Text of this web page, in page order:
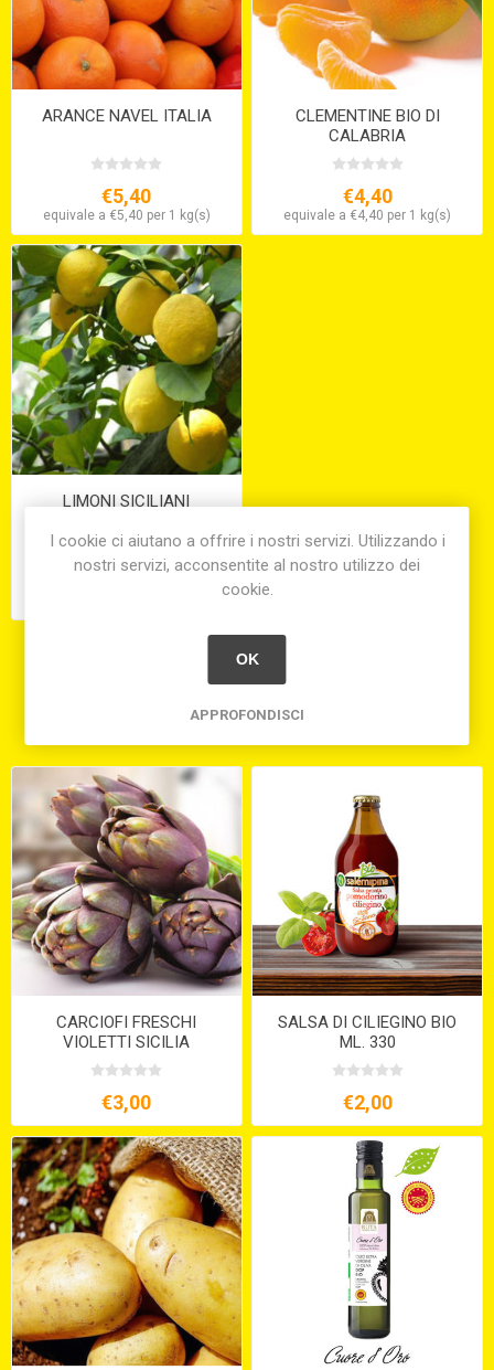
ARANCE NAVEL ITALIA
€5,40
equivale a €5,40 per 1 kg(s)
CLEMENTINE BIO DI
CALABRIA
€4,40
equivale a €4,40 per 1 kg(s)
LIMONI SICILIANI
Hanno acquistato anche
CARCIOFI FRESCHI
VIOLETTI SICILIA
€3,00
SALSA DI CILIEGINO BIO
ML. 330
€2,00
I cookie ci aiutano a offrire i nostri servizi. Utilizzando i
nostri servizi, acconsentite al nostro utilizzo dei
cookie.
OK
APPROFONDISCI